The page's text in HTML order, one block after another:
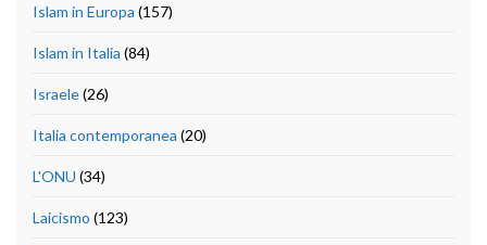
Islam in Europa (157)
Islam in Italia (84)
Israele(26)
Italia contemporanea (20)
L'ONU (34)
Laicismo (123)